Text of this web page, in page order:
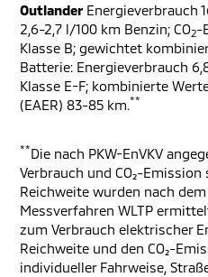
Outlander Energieverbrauch
2,6-2,7 l/100 km Benzin; CO2-
Klasse B; gewichtet
Batterie: Energieverbrauch
Klasse E-F; kombinierte
(EAER) 83-85 km.**
**Die nach PKW-EnVKV
Verbrauch und CO₂-
Reichweite wurden nach
Messverfahren WLTP
zum Verbrauch elektrischer
Reichweite und den CO₂-
individueller Fahrweise,